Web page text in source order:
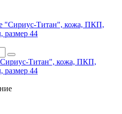
Титан", кожа, ПКП,
размер 44